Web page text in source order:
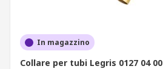
In magazzino
Collare per tubi Legris 0127 04 00